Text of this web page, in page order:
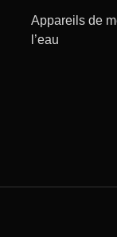
Appareils de
l’eau